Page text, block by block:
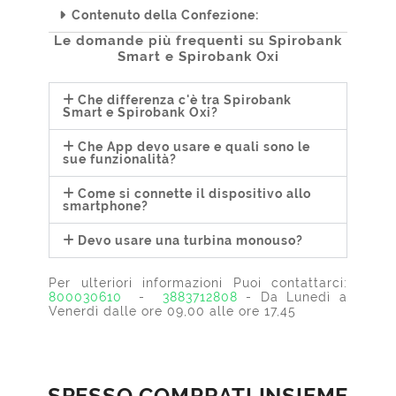
Contenuto della Confezione:
Le domande più frequenti su Spirobank
Smart e Spirobank Oxi
Che differenza c'è tra Spirobank
Smart e Spirobank Oxi?
Che App devo usare e quali sono le
sue funzionalità?
Come si connette il dispositivo allo
smartphone?
Devo usare una turbina monouso?
Per ulteriori informazioni Puoi contattarci:
800030610
- 3883712808 - Da Lunedì a
Venerdì dalle ore 09,00 alle ore 17,45